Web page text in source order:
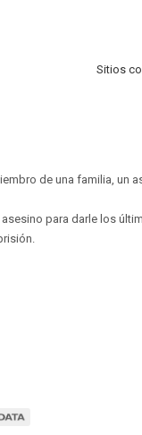
Sitios
de una familia, un
para darle los